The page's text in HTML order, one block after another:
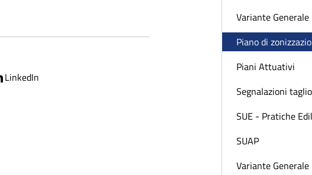
LinkedIn
Variante Generale
Piano di
Piani Attuativi
Segnalazioni
SUE - Pratiche
SUAP
Variante Generale